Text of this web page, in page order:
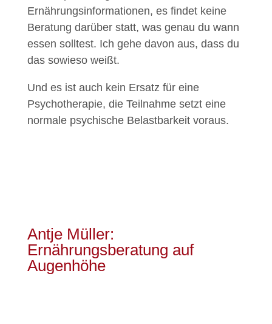
Ernährungsinformationen, es findet keine
Beratung darüber statt, was genau du wann
essen solltest. Ich gehe davon aus, dass du
das sowieso weißt.
Und es ist auch kein Ersatz für eine
Psychotherapie, die Teilnahme setzt eine
normale psychische Belastbarkeit voraus.
Antje Müller:
Ernährungsberatung auf
Augenhöhe